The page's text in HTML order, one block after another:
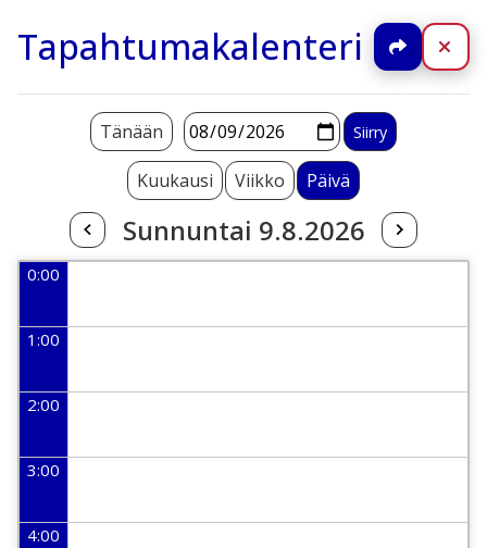
Tapahtumakalenteri Jaa
Kuukausi Viikko Päivä
Sunnuntai 9.8.2026
Tänään
0:00
1:00
2:00
3:00
4:00